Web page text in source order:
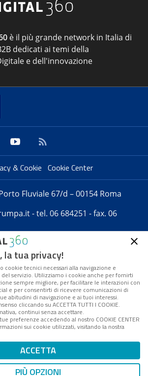
è il più grande network in Italia di
dedicati ai temi della
e dell'innovazione
& Cookie Cookie Center
Fluviale 67/d – 00154 Roma
- tel. 06 684251 - fax. 06
pubblicazione telematica iscritta
stampa del Tribunale di Roma -
2008 - Direttore resp. Michela
Stentella
società soggetta a Direzione e
parte di Digital360 S.p.A. - FPA s.r.l.
per il sistema di management
IVA n. 10693191008 - R.E.A. Roma
n. 1249791. ISP AWS
Mappa del sito
la tua privacy!
cookie tecnici necessari alla navigazione e
servizio. Utilizziamo i cookie anche per fornirti
sempre migliore, per facilitare le interazioni con
e per consentirti di ricevere comunicazioni di
abitudini di navigazione e ai tuoi interessi.
cliccando su ACCETTA TUTTI I COOKIE.
continui senza accettare.
preferenze accedendo al nostro COOKIE CENTER
sui cookie utilizzati, visitando la nostra
ACCETTA
PIÙ OPZIONI